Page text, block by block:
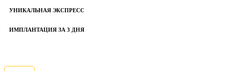
УНИКАЛЬНАЯ ЭКСПРЕСС
ИМПЛАНТАЦИЯ ЗА 3 ДНЯ